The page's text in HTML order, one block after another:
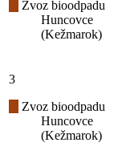
Zvoz bioodpadu
Huncovce
(Kežmarok)
3
Zvoz bioodpadu
Huncovce
(Kežmarok)